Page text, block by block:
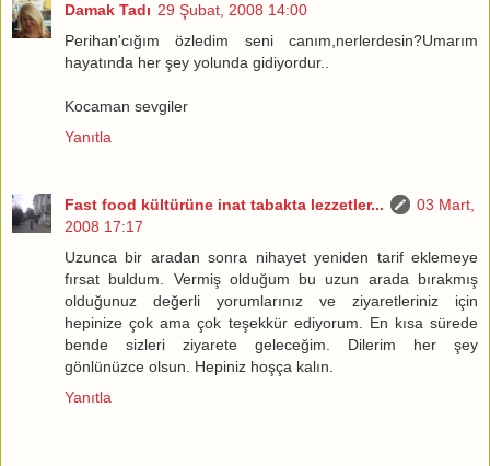
Damak Tadı 29 Şubat, 2008 14:00
Perihan'cığım özledim seni canım,nerlerdesin?Umarım
hayatında her şey yolunda gidiyordur..
Kocaman sevgiler
Yanıtla
Fast food kültürüne inat tabakta lezzetler...
03 Mart,
2008 17:17
Uzunca bir aradan sonra nihayet yeniden tarif eklemeye
fırsat buldum. Vermiş olduğum bu uzun arada bırakmış
olduğunuz değerli yorumlarınız ve ziyaretleriniz için
hepinize çok ama çok teşekkür ediyorum. En kısa sürede
bende sizleri ziyarete geleceğim. Dilerim her şey
gönlünüzce olsun. Hepiniz hoşça kalın.
Yanıtla